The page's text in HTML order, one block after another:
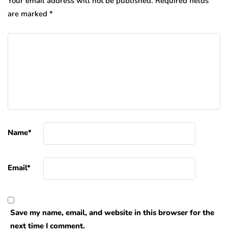
are marked *
Name*
Email*
Save my name, email, and website in this browser for the
next time I comment.